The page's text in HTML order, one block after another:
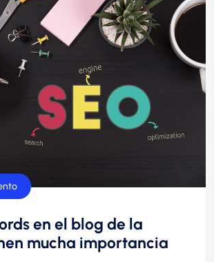
en el blog de la
mucha importancia